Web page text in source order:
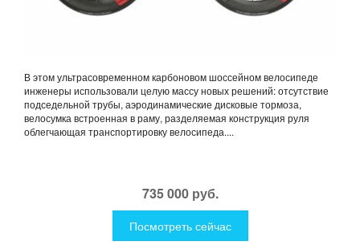
В этом ультрасовременном карбоновом шоссейном велосипеде
инженеры использовали целую массу новых решений: отсутствие
подседельной трубы, аэродинамические дисковые тормоза,
велосумка встроенная в раму, разделяемая конструкция руля
облегчающая транспортировку велосипеда....
735 000 руб.
Посмотреть сейчас